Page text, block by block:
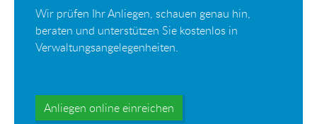
Wir prüfen Ihr Anliegen, schauen genau hin,
beraten und unterstützen Sie kostenlos in
Verwaltungsangelegenheiten.
Anliegen online einreichen